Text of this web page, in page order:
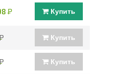
Р Купить
Купить
Купить